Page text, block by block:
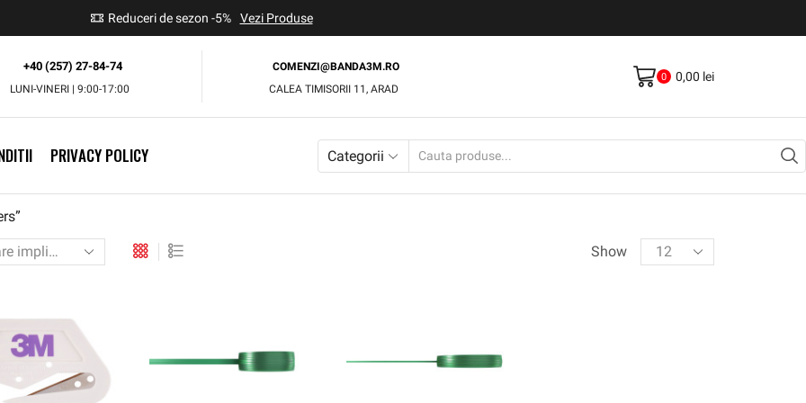
Reduceri de sezon -5% Vezi Produse
+40 (257) 27-84-74
LUNI-VINERI | 9:00-17:00
COMENZI@BANDA3M.RO
CALEA TIMISORII 11, ARAD
0 0,00 lei
PRIVACY POLICY Categorii
Show
Products
per